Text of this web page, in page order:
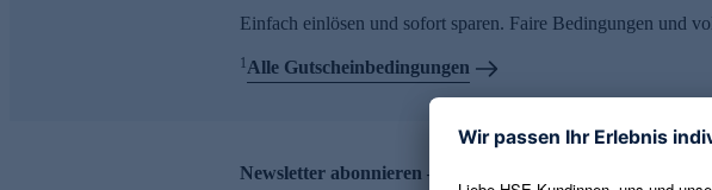
Einfach einlösen und sofort sparen. Faire Bedingungen und
1Alle Gutscheinbedingungen
Newsletter abonnieren – 10 € Gutschein erhalten